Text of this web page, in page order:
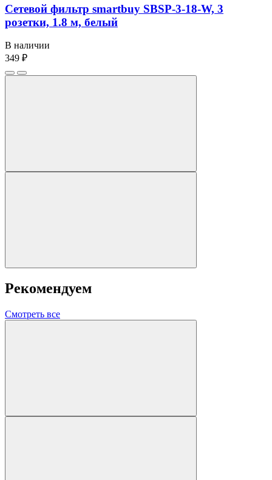
Сетевой фильтр smartbuy SBSP-3-18-W, 3
розетки, 1.8 м, белый
В наличии
349 ₽
Рекомендуем
Смотреть все